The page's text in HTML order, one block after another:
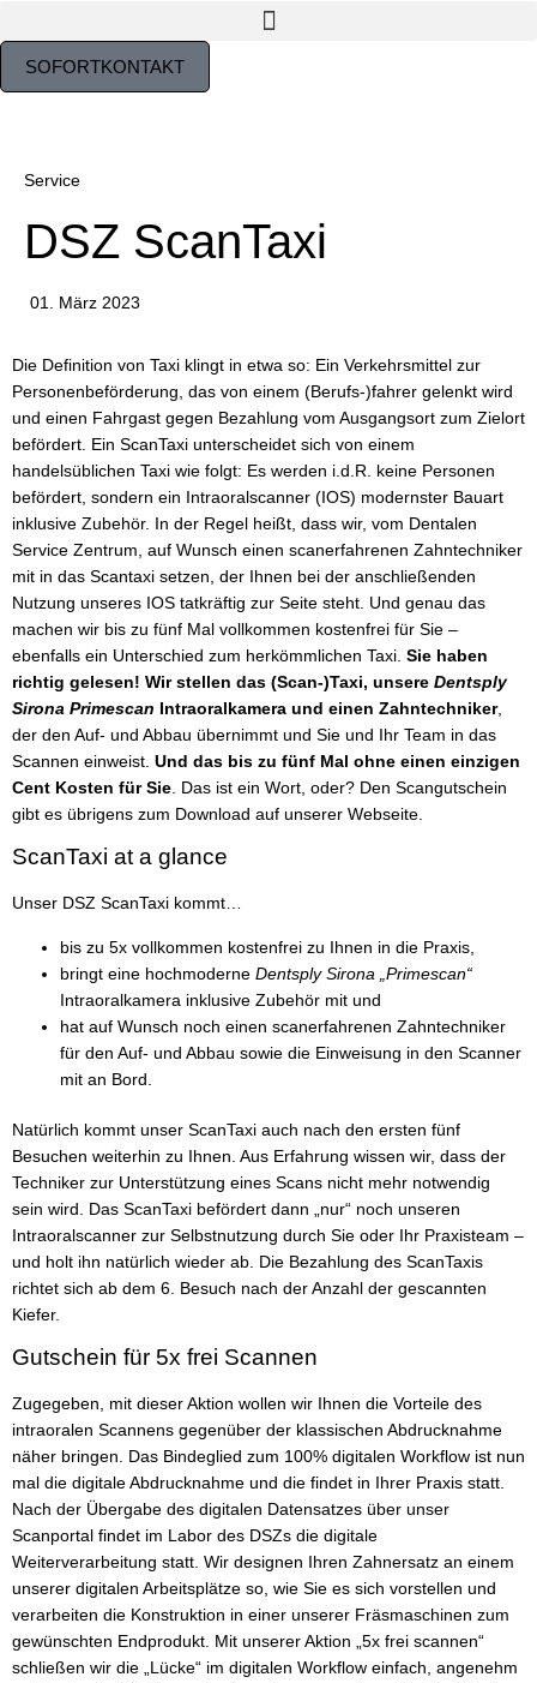
SOFORTKONTAKT
Service
DSZ ScanTaxi
01. März 2023
Die Definition von Taxi klingt in etwa so: Ein Verkehrsmittel zur
Personenbeförderung, das von einem (Berufs-)fahrer gelenkt wird
und einen Fahrgast gegen Bezahlung vom Ausgangsort zum Zielort
befördert. Ein ScanTaxi unterscheidet sich von einem
handelsüblichen Taxi wie folgt: Es werden i.d.R. keine Personen
befördert, sondern ein Intraoralscanner (IOS) modernster Bauart
inklusive Zubehör. In der Regel heißt, dass wir, vom Dentalen
Service Zentrum, auf Wunsch einen scanerfahrenen Zahntechniker
mit in das Scantaxi setzen, der Ihnen bei der anschließenden
Nutzung unseres IOS tatkräftig zur Seite steht. Und genau das
machen wir bis zu fünf Mal vollkommen kostenfrei für Sie –
ebenfalls ein Unterschied zum herkömmlichen Taxi. Sie haben
richtig gelesen! Wir stellen das (Scan-)Taxi, unsere Dentsply
Sirona Primescan Intraoralkamera und einen Zahntechniker,
der den Auf- und Abbau übernimmt und Sie und Ihr Team in das
Scannen einweist. Und das bis zu fünf Mal ohne einen einzigen
Cent Kosten für Sie . Das ist ein Wort, oder? Den Scangutschein
gibt es übrigens zum Download auf unserer Webseite.
ScanTaxi at a glance
Unser DSZ ScanTaxi kommt…
bis zu 5x vollkommen kostenfrei zu Ihnen in die Praxis,
bringt eine hochmoderne Dentsply Sirona „Primescan“
Intraoralkamera inklusive Zubehör mit und
hat auf Wunsch noch einen scanerfahrenen Zahntechniker
für den Auf- und Abbau sowie die Einweisung in den Scanner
mit an Bord.
Natürlich kommt unser ScanTaxi auch nach den ersten fünf
Besuchen weiterhin zu Ihnen. Aus Erfahrung wissen wir, dass der
Techniker zur Unterstützung eines Scans nicht mehr notwendig
sein wird. Das ScanTaxi befördert dann „nur“ noch unseren
Intraoralscanner zur Selbstnutzung durch Sie oder Ihr Praxisteam –
und holt ihn natürlich wieder ab. Die Bezahlung des ScanTaxis
richtet sich ab dem 6. Besuch nach der Anzahl der gescannten
Kiefer.
Gutschein für 5x frei Scannen
Zugegeben, mit dieser Aktion wollen wir Ihnen die Vorteile des
intraoralen Scannens gegenüber der klassischen Abdrucknahme
näher bringen. Das Bindeglied zum 100% digitalen Workflow ist nun
mal die digitale Abdrucknahme und die findet in Ihrer Praxis statt.
Nach der Übergabe des digitalen Datensatzes über unser
Scanportal findet im Labor des DSZs die digitale
Weiterverarbeitung statt. Wir designen Ihren Zahnersatz an einem
unserer digitalen Arbeitsplätze so, wie Sie es sich vorstellen und
verarbeiten die Konstruktion in einer unserer Fräsmaschinen zum
gewünschten Endprodukt. Mit unserer Aktion „5x frei scannen“
schließen wir die „Lücke“ im digitalen Workflow einfach, angenehm